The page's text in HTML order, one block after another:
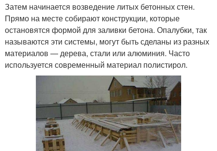
Затем начинается возведение литых бетонных стен.
Прямо на месте собирают конструкции, которые
остановятся формой для заливки бетона. Опалубки, так
называются эти системы, могут быть сделаны из разных
материалов — дерева, стали или алюминия. Часто
используется современный материал полистирол.